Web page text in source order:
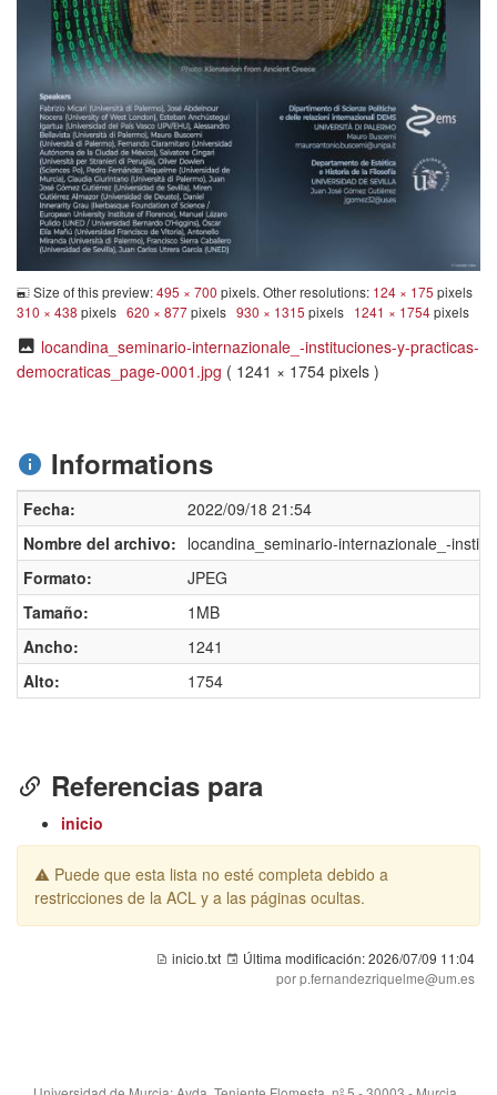
Size of this preview:495 × 700 pixels. Other resolutions: 124 × 175 pixels
310 × 438 pixels 620 × 877pixels 930 × 1315 pixels 1241 × 1754pixels
locandina_seminario-internazionale_-instituciones-y-practicas-
democraticas_page-0001.jpg ( 1241 × 1754 pixels )
Informations
Fecha:
2022/09/18 21:54
Nombre del archivo: locandina_seminario-internazionale_-
Formato:
JPEG
Tamaño:
1MB
Ancho:
1241
Alto:
1754
Referencias para
inicio
Puede que esta lista no esté completa debido a
restricciones de la ACL y a las páginas ocultas.
inicio.txt Última modificación:2026/07/09 11:04
por p.fernandezriquelme@um.es